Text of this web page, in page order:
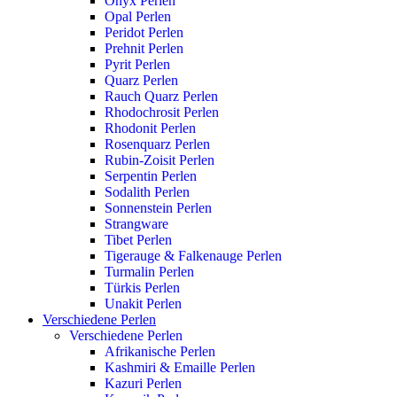
Opal Perlen
Peridot Perlen
Prehnit Perlen
Pyrit Perlen
Quarz Perlen
Rauch Quarz Perlen
Rhodochrosit Perlen
Rhodonit Perlen
Rosenquarz Perlen
Rubin-Zoisit Perlen
Serpentin Perlen
Sodalith Perlen
Sonnenstein Perlen
Strangware
Tibet Perlen
Tigerauge & Falkenauge Perlen
Turmalin Perlen
Türkis Perlen
Unakit Perlen
Verschiedene Perlen
Verschiedene Perlen
Afrikanische Perlen
Kashmiri & Emaille Perlen
Kazuri Perlen